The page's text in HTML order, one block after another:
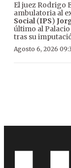
El juez Rodrigo
ambulatoria al
Social(IPS)
último al
tras su
Agosto 6, 2026